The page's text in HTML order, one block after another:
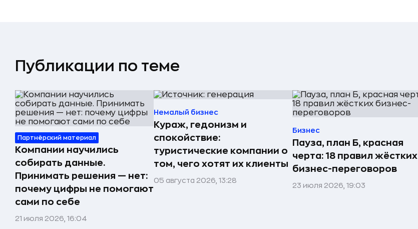
Публикации по теме
Партнёрский материал
Компании научились
собирать данные.
Принимать решения — нет:
почему цифры не помогают
сами по себе
21 июля 2026, 16:04
Немалый бизнес
Кураж, гедонизм и
спокойствие:
туристические компании о
том, чего хотят их клиенты
05 августа 2026, 13:28
Бизнес
Пауза, план Б, красная
черта: 18 правил жёстких
бизнес-переговоров
23 июля 2026, 19:03